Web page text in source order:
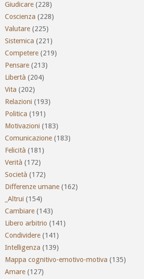
Giudicare (228)
Coscienza (228)
Valutare (225)
Sistemica (221)
Competere (219)
Pensare (213)
Libertà (204)
Vita (202)
Relazioni (193)
Politica (191)
Motivazioni (183)
Comunicazione (183)
Felicità (181)
Verità (172)
Società (172)
Differenze umane (162)
_Altrui (154)
Cambiare (143)
Libero arbitrio (141)
Condividere (141)
Intelligenza (139)
Mappa cognitivo-emotivo-motiva (135)
Amare (127)